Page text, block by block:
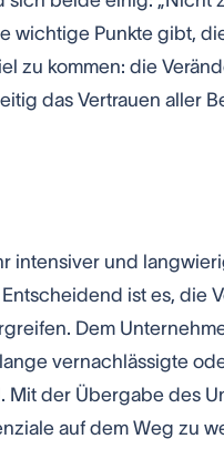
wichtige Punkte gibt,
zu kommen: die
das Vertrauen aller
intensiver und
ist es, die
Dem
vernachlässigte
Mit der Übergabe des
auf dem Weg zu